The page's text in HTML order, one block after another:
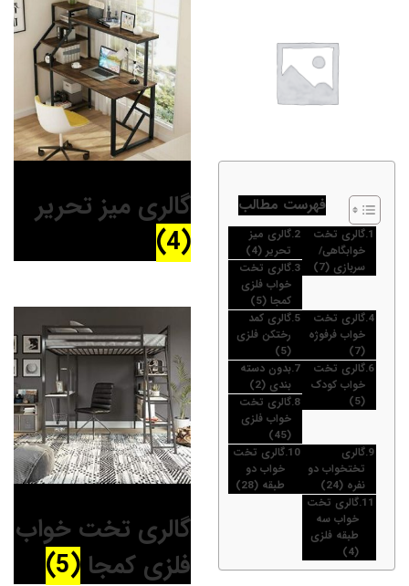
فهرست مطالب
گالری تخت
خوابگاهی/
سربازی (7)
گالری میز
تحریر (4)
گالری تخت
خواب فلزی
کمجا (5)
گالری تخت
خواب فرفوژه
(7)
گالری کمد
رختکن فلزی
(5)
گالری تخت
خواب کودک
(5)
بدون دسته
بندی (2)
گالری تخت
خواب فلزی
(45)
گالری
تختخواب دو
نفره (24)
گالری تخت
خواب دو
طبقه (28)
گالری تخت
خواب سه
طبقه فلزی
(4)
گالری میز تحریر
(4)
گالری تخت خواب
فلزی کمجا (5)